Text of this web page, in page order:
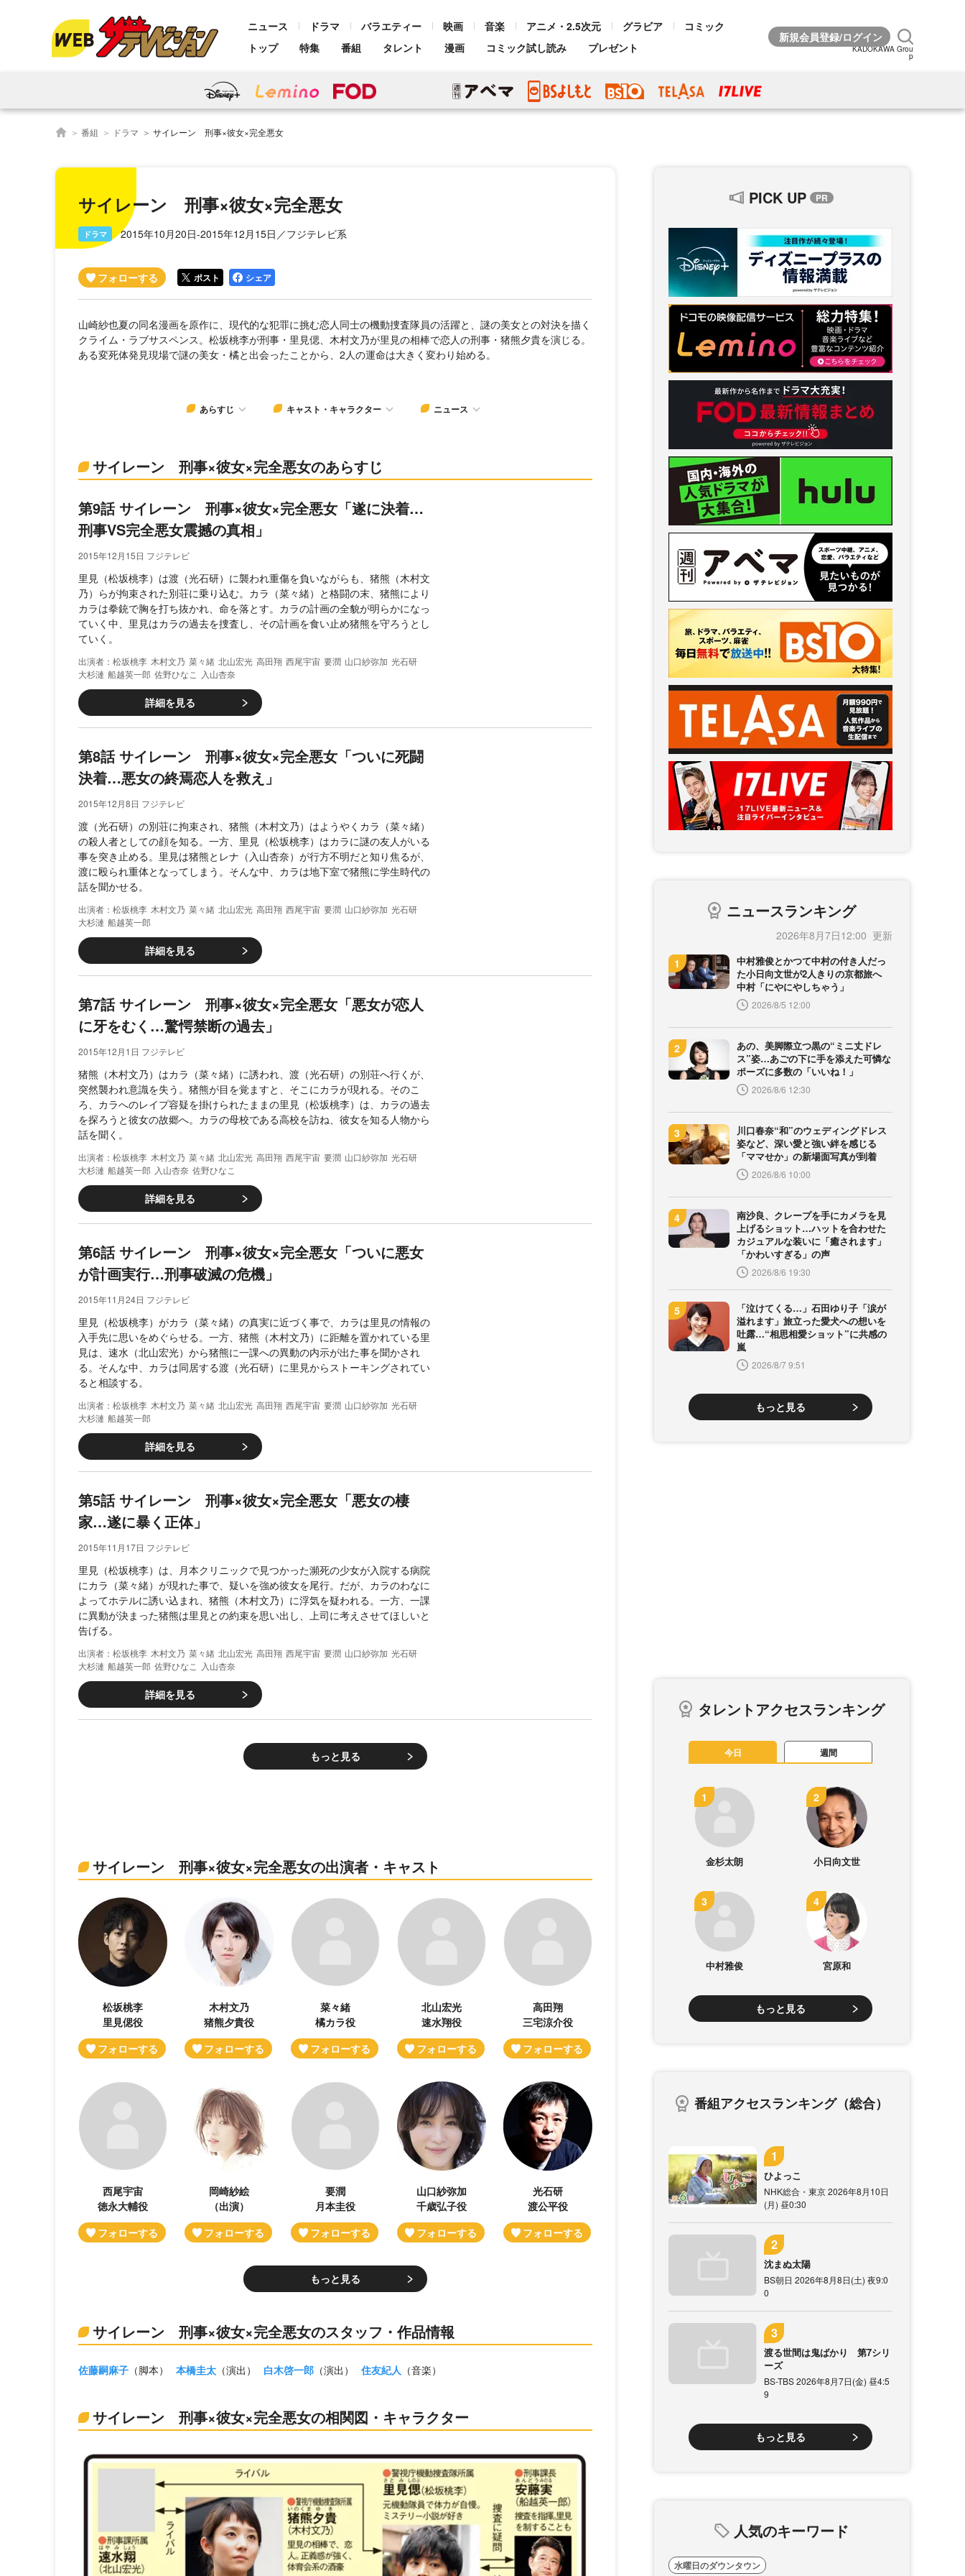
ニュース ドラマ バラエティー 映画 音楽 アニメ・2.5次元 グラビア
コミック
トップ
特集 番組 タレント 漫画 コミック試し読み プレゼント KADOKAWA Grou
p
番組 ドラマ サイレーン 刑事×彼女×完全悪女
サイレーン 刑事×彼女×完全悪女
ドラマ 2015年10月20日-2015年12月15日／フジテレビ系
ポスト シェア
山崎紗也夏の同名漫画を原作に、現代的な犯罪に挑む恋人同士の機動捜査隊員の活躍と、謎の美女との対決を描く
クライム・ラブサスペンス。松坂桃李が刑事・里見偲、木村文乃が里見の相棒で恋人の刑事・猪熊夕貴を演じる。
ある変死体発見現場で謎の美女・橘と出会ったことから、2人の運命は大きく変わり始める。
あらすじ キャスト・キャラクター ニュース
サイレーン 刑事×彼女×完全悪女のあらすじ
第9話 サイレーン 刑事×彼女×完全悪女「遂に決着…
刑事VS完全悪女震撼の真相」
2015年12月15日 フジテレビ
里見（松坂桃李）は渡（光石研）に襲われ重傷を負いながらも、猪熊（木村文
乃）らが拘束された別荘に乗り込む。カラ（菜々緒）と格闘の末、猪熊により
カラは拳銃で胸を打ち抜かれ、命を落とす。カラの計画の全貌が明らかになっ
ていく中、里見はカラの過去を捜査し、その計画を食い止め猪熊を守ろうとし
ていく。
松坂桃李 木村文乃 菜々緒 北山宏光 高田翔 西尾宇宙 要潤 山口紗弥加 光石研
大杉漣 船越英一郎 佐野ひなこ 入山杏奈
詳細を見る
第8話 サイレーン 刑事×彼女×完全悪女「ついに死闘
決着…悪女の終焉恋人を救え」
2015年12月8日 フジテレビ
渡（光石研）の別荘に拘束され、猪熊（木村文乃）はようやくカラ（菜々緒）
の殺人者としての顔を知る。一方、里見（松坂桃李）はカラに謎の友人がいる
事を突き止める。里見は猪熊とレナ（入山杏奈）が行方不明だと知り焦るが、
渡に殴られ重体となってしまう。そんな中、カラは地下室で猪熊に学生時代の
話を聞かせる。
松坂桃李 木村文乃 菜々緒 北山宏光 高田翔 西尾宇宙 要潤 山口紗弥加 光石研
大杉漣 船越英一郎
詳細を見る
第7話 サイレーン 刑事×彼女×完全悪女「悪女が恋人
に牙をむく…驚愕禁断の過去」
2015年12月1日 フジテレビ
猪熊（木村文乃）はカラ（菜々緒）に誘われ、渡（光石研）の別荘へ行くが、
突然襲われ意識を失う。猪熊が目を覚ますと、そこにカラが現れる。そのこ
ろ、カラへのレイプ容疑を掛けられたままの里見（松坂桃李）は、カラの過去
を探ろうと彼女の故郷へ。カラの母校である高校を訪ね、彼女を知る人物から
話を聞く。
松坂桃李 木村文乃 菜々緒 北山宏光 高田翔 西尾宇宙 要潤 山口紗弥加 光石研
大杉漣 船越英一郎 入山杏奈 佐野ひなこ
詳細を見る
第6話 サイレーン 刑事×彼女×完全悪女「ついに悪女
が計画実行…刑事破滅の危機」
2015年11月24日 フジテレビ
里見（松坂桃李）がカラ（菜々緒）の真実に近づく事で、カラは里見の情報の
入手先に思いをめぐらせる。一方、猪熊（木村文乃）に距離を置かれている里
見は、速水（北山宏光）から猪熊に一課への異動の内示が出た事を聞かされ
る。そんな中、カラは同居する渡（光石研）に里見からストーキングされてい
ると相談する。
松坂桃李 木村文乃 菜々緒 北山宏光 高田翔 西尾宇宙 要潤 山口紗弥加 光石研
大杉漣 船越英一郎
詳細を見る
第5話 サイレーン 刑事×彼女×完全悪女「悪女の棲
家…遂に暴く正体」
2015年11月17日 フジテレビ
里見（松坂桃李）は、月本クリニックで見つかった瀕死の少女が入院する病院
にカラ（菜々緒）が現れた事で、疑いを強め彼女を尾行。だが、カラのわなに
よってホテルに誘い込まれ、猪熊（木村文乃）に浮気を疑われる。一方、一課
に異動が決まった猪熊は里見との約束を思い出し、上司に考えさせてほしいと
告げる。
松坂桃李 木村文乃 菜々緒 北山宏光 高田翔 西尾宇宙 要潤 山口紗弥加 光石研
大杉漣 船越英一郎 佐野ひなこ 入山杏奈
詳細を見る
もっと見る
サイレーン 刑事×彼女×完全悪女の出演者・キャスト
松坂桃李
里見偲役
木村文乃
猪熊夕貴役
菜々緒
橘カラ役
北山宏光
速水翔役
高田翔
三宅涼介役
西尾宇宙
徳永大輔役
岡崎紗絵
（出演）
要潤
月本圭役
山口紗弥加
千歳弘子役
光石研
渡公平役
もっと見る
サイレーン 刑事×彼女×完全悪女のスタッフ・作品情報
佐藤嗣麻子 （脚本） 本橋圭太 （演出） 白木啓一郎 （演出） 住友紀人 （音楽）
サイレーン 刑事×彼女×完全悪女の相関図・キャラクター
PICK UP
ニュースランキング
2026年8月7日12:00
中村雅俊とかつて中村の付き人だっ
た小日向文世が2人きりの京都旅へ
中村「にやにやしちゃう」
2026/8/5 12:00
あの、美脚際立つ黒の“ミニ丈ドレ
ス”姿…あごの下に手を添えた可憐な
ポーズに多数の「いいね！」
2026/8/6 12:30
川口春奈“和”のウェディングドレス
姿など、深い愛と強い絆を感じる
「ママせか」の新場面写真が到着
2026/8/6 10:00
南沙良、クレープを手にカメラを見
上げるショット…ハットを合わせた
カジュアルな装いに「癒されます」
「かわいすぎる」の声
2026/8/6 19:30
「泣けてくる…」石田ゆり子「涙が
溢れます」旅立った愛犬への想いを
吐露…“相思相愛ショット”に共感の
嵐
2026/8/7 9:51
もっと見る
タレントアクセスランキング
今日 週間
金杉太朗 小日向文世
中村雅俊 宮原和
もっと見る
番組アクセスランキング（総合）
ひよっこ
NHK総合・東京 2026年8月10日
(月) 昼0:30
沈まぬ太陽
BS朝日 2026年8月8日(土) 夜9:0
0
渡る世間は鬼ばかり 第7シリ
ーズ
BS-TBS 2026年8月7日(金) 昼4:5
9
もっと見る
人気のキーワード
水曜日のダウンタウン